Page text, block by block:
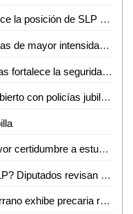
Llegada de 5 nuevos vuelos fortalece la posición de SLP como destino turístico y de negocios
Gobierno estatal alerta por tormentas de mayor intensidad durante la noche
Presencia permanente en carreteras fortalece la seguridad de las familias potosinas
Oficialía mayor mantiene diálogo abierto con policías jubilados y pensionados
Universidad Politécnica brinda mayor certidumbre a estudiantes
¿Por fin habrá seguridad vial en SLP? Diputados revisan a marchas forzadas "Ley Santi"
Sin seguro ni garantías; Héctor Serrano exhibe precaria realidad de prensa potosina